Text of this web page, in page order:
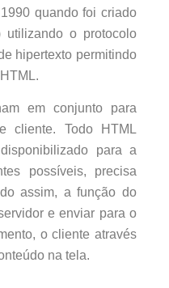
quando foi criado
o protocolo
hipertexto permitindo
em conjunto para
cliente. Todo HTML
para a
possíveis, precisa
assim, a função do
e enviar para o
o cliente através
na tela.